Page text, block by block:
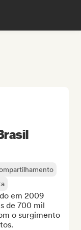
em 2009
de 700 mil
o surgimento